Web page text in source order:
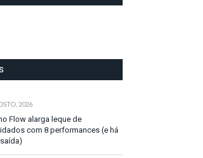
2026
Flow alarga leque de
com 8 performances (e há